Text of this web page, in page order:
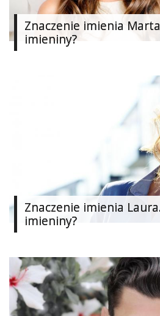
Zakupy
Recenzje
Studniówka
Dodaj
Dodaj
Dodaj
Najlepsze
Znaczenie imienia
imieniny?
Znaczenie imienia
imieniny?